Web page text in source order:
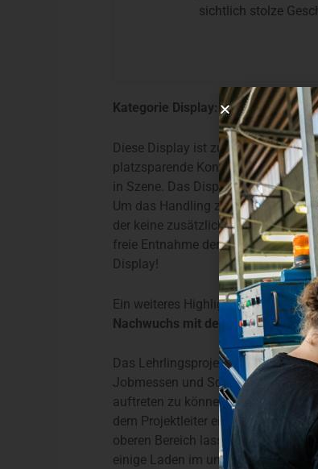
sichtlich stolze
Kategorie Display: Riviera – Hot or
Diese Display ist zur Gänze aus
platzsparende Konstruktion setzt
in Szene. Das Display ist
Um das Handling zu vereinfachen,
der keine zusätzliche Palette
freie Entnahme der Produkte von
Display!
Ein weiteres Highlight für uns, war
Nachwuchs mit dem Mix and
Das Lehrlingsprojekt überzeugt auf
Jobmessen und Schulprojekten
auftreten zu können, entwickelten
dem Projektleiter einen modular
oberen Bereich lassen viel Platz
einige Laden im unteren Bereich.